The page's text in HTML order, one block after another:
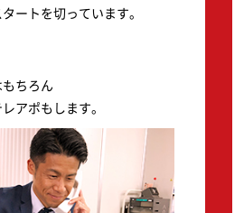
ートを切っています。
ちろん
アポもします。